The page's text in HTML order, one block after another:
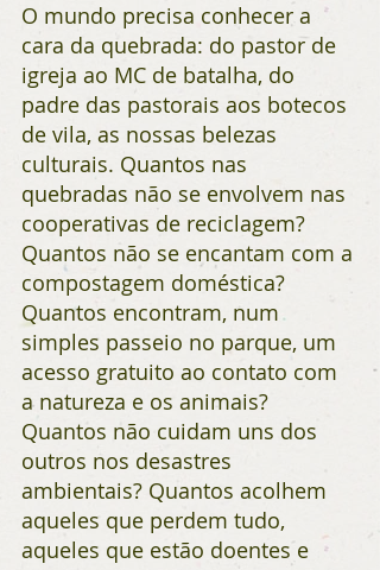
O mundo precisa conhecer a
cara da quebrada: do pastor de
igreja ao MC de batalha, do
padre das pastorais aos botecos
de vila, as nossas belezas
culturais. Quantos nas
quebradas não se envolvem nas
cooperativas de reciclagem?
Quantos não se encantam com a
compostagem doméstica?
Quantos encontram, num
simples passeio no parque, um
acesso gratuito ao contato com
a natureza e os animais?
Quantos não cuidam uns dos
outros nos desastres
ambientais? Quantos acolhem
aqueles que perdem tudo,
aqueles que estão doentes e